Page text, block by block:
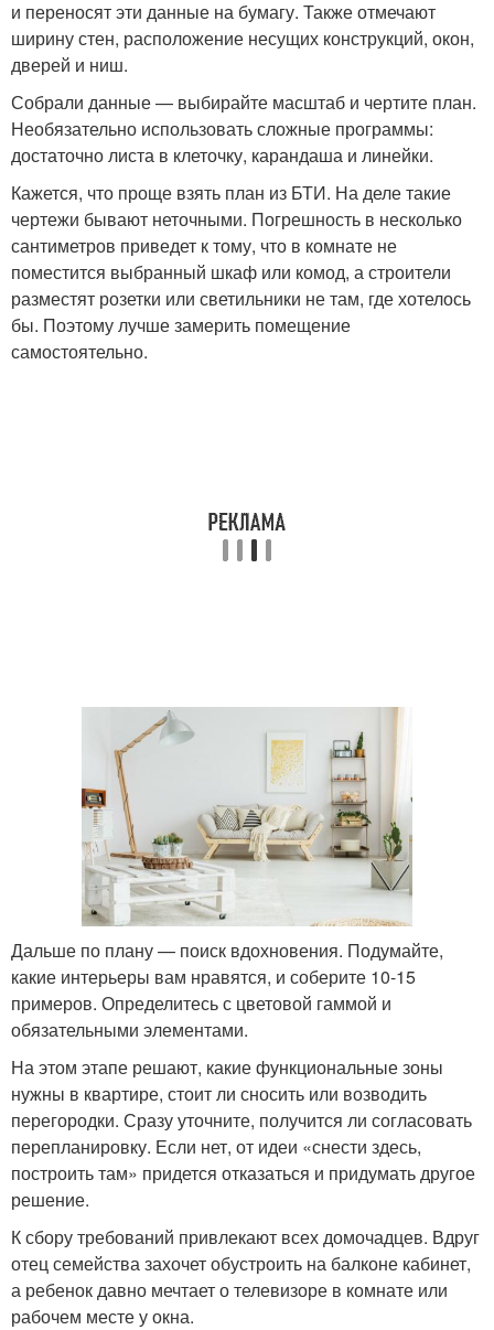
и переносят эти данные на бумагу. Также отмечают
ширину стен, расположение несущих конструкций, окон,
дверей и ниш.
Собрали данные — выбирайте масштаб и чертите план.
Необязательно использовать сложные программы:
достаточно листа в клеточку, карандаша и линейки.
Кажется, что проще взять план из БТИ. На деле такие
чертежи бывают неточными. Погрешность в несколько
сантиметров приведет к тому, что в комнате не
поместится выбранный шкаф или комод, а строители
разместят розетки или светильники не там, где хотелось
бы. Поэтому лучше замерить помещение
самостоятельно.
Дальше по плану — поиск вдохновения. Подумайте,
какие интерьеры вам нравятся, и соберите 10-15
примеров. Определитесь с цветовой гаммой и
обязательными элементами.
На этом этапе решают, какие функциональные зоны
нужны в квартире, стоит ли сносить или возводить
перегородки. Сразу уточните, получится ли согласовать
перепланировку. Если нет, от идеи «снести здесь,
построить там» придется отказаться и придумать другое
решение.
К сбору требований привлекают всех домочадцев. Вдруг
отец семейства захочет обустроить на балконе кабинет,
а ребенок давно мечтает о телевизоре в комнате или
рабочем месте у окна.